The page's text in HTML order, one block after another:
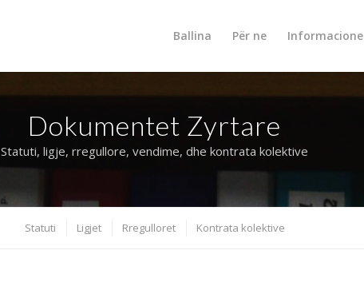
Ballina Për ne Informacione
Dokumentet Zyrtare
Statuti, ligje, rregullore, vendime, dhe kontrata kolektive
Statuti Ligjet Rregulloret Kontrata kolektive